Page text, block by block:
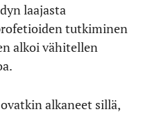
laajasta
tutkiminen
alkoi vähitellen
alkaneet sillä,